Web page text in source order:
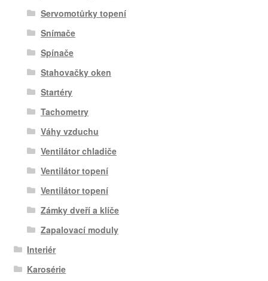
Servomotůrky topení
Snímače
Spínače
Stahovačky oken
Startéry
Tachometry
Váhy vzduchu
Ventilátor chladiče
Ventilátor topení
Ventilátor topení
Zámky dveří a klíče
Zapalovací moduly
Interiér
Karosérie